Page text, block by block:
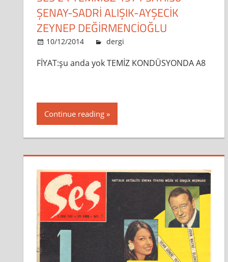
ŞENAY-SADRİ ALIŞIK-AYŞECİK
ZEYNEP DEĞİRMENCİOĞLU
10/12/2014 admin
dergi
FİYAT:şu anda yok TEMİZ KONDÜSYONDA A8
Continue reading